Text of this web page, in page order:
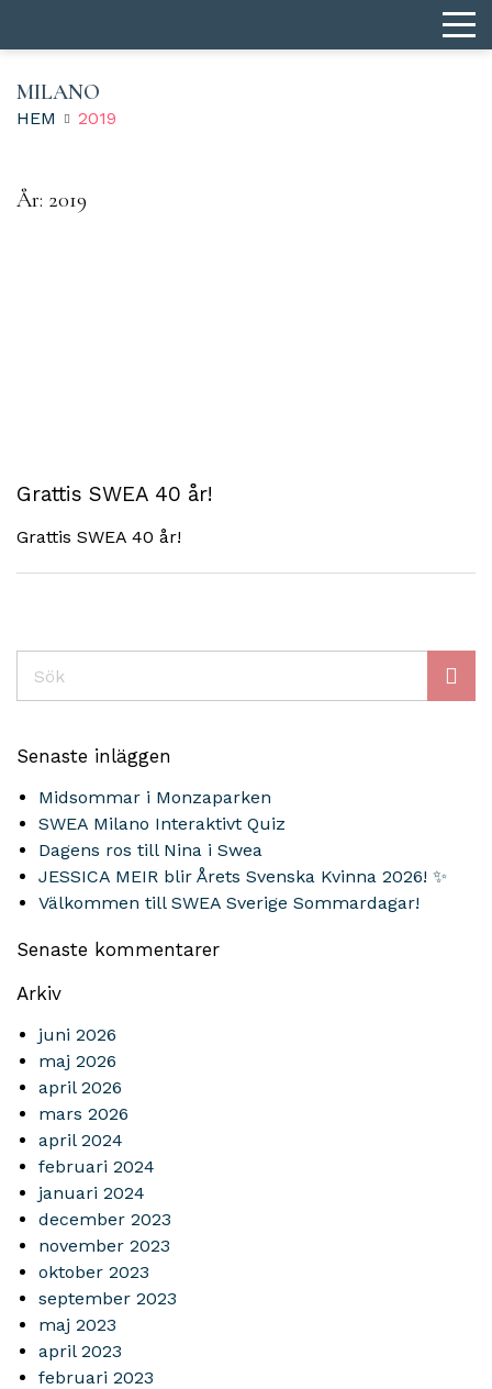
MILANO
HEM 2019
År: 2019
Grattis SWEA 40 år!
Grattis SWEA 40 år!
Senaste inläggen
Midsommar i Monzaparken
SWEA Milano Interaktivt Quiz
Dagens ros till Nina i Swea
JESSICA MEIR blir Årets Svenska Kvinna 2026! ✨
Välkommen till SWEA Sverige Sommardagar!
Senaste kommentarer
Arkiv
juni 2026
maj 2026
april 2026
mars 2026
april 2024
februari 2024
januari 2024
december 2023
november 2023
oktober 2023
september 2023
maj 2023
april 2023
februari 2023